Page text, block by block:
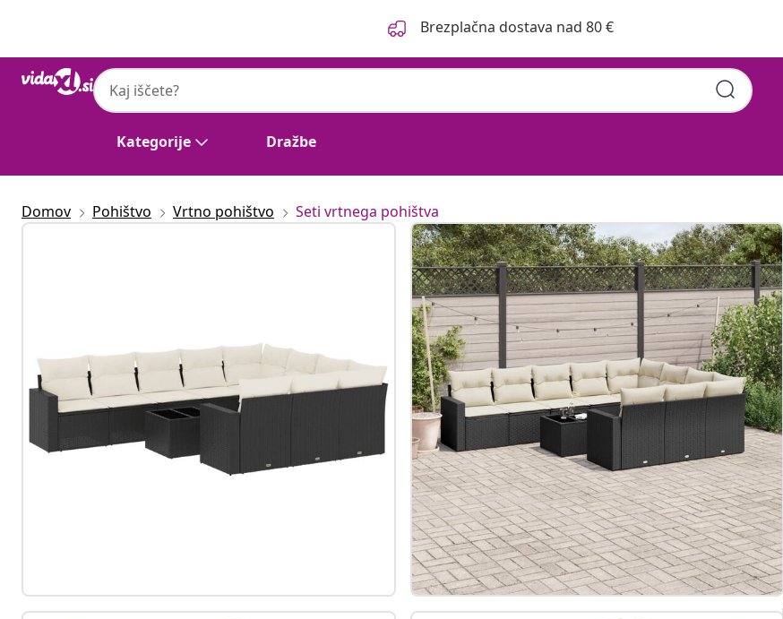
Brezplačna dostava nad 80 €
Kategorije Dražbe
Domov Pohištvo Vrtno pohištvo Seti vrtnega pohištva